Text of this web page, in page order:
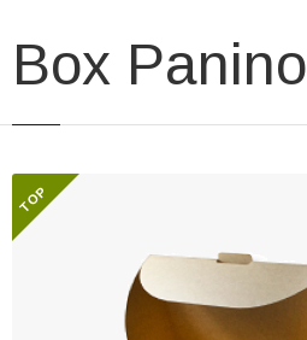
Box Panino